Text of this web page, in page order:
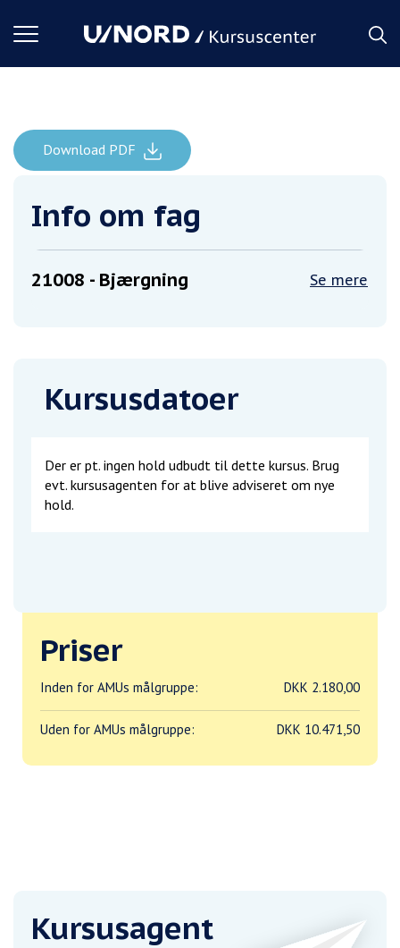
Toggle
Forside Bjærgning
Download PDF
Info om fag
21008 - Bjærgning Se mere
Kursusdatoer
Der er pt. ingen hold udbudt til dette kursus. Brug
evt. kursusagenten for at blive adviseret om nye
hold.
Priser
Inden for AMUs målgruppe: DKK 2.180,00
Uden for AMUs målgruppe: DKK 10.471,50
Kursusagent